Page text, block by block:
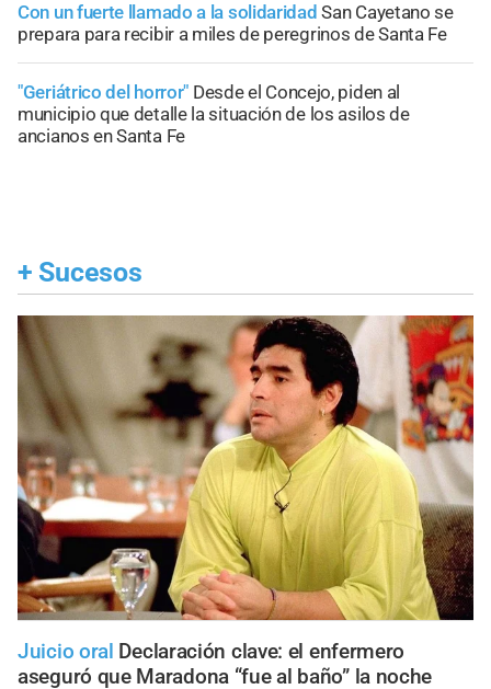
Con un fuerte llamado a la solidaridad San Cayetano se
prepara para recibir a miles de peregrinos de Santa Fe
"Geriátrico del horror" Desde el Concejo, piden al
municipio que detalle la situación de los asilos de
ancianos en Santa Fe
+ Sucesos
Juicio oral Declaración clave: el enfermero
aseguró que Maradona “fue al baño” la noche